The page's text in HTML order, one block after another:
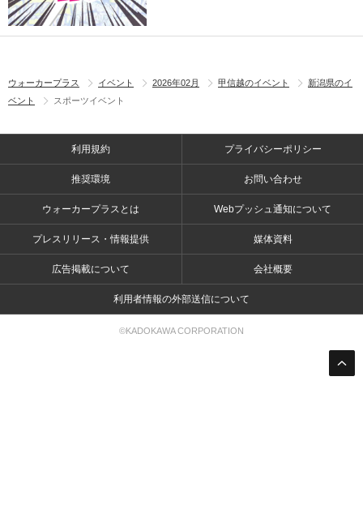
ウォーカープラス イベント 2026年02月 甲信越のイベント
新潟県のイ
ベント
スポーツイベント
利用規約 プライバシーポリシー
推奨環境 お問い合わせ
ウォーカープラスとは Webプッシュ通知について
プレスリリース・情報提供 媒体資料
広告掲載について 会社概要
利用者情報の外部送信について
©KADOKAWA CORPORATION